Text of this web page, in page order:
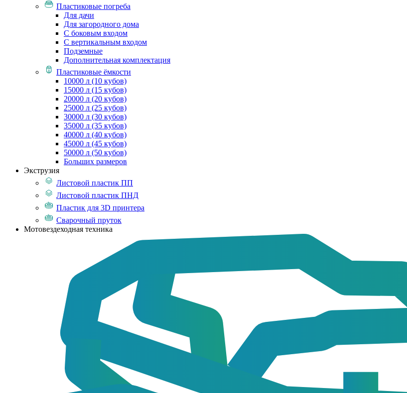
Пластиковые погреба
Для дачи
Для загородного дома
С боковым входом
С вертикальным входом
Подземные
Дополнительная комплектация
Пластиковые ёмкости
10000 л (10 кубов)
15000 л (15 кубов)
20000 л (20 кубов)
25000 л (25 кубов)
30000 л (30 кубов)
35000 л (35 кубов)
40000 л (40 кубов)
45000 л (45 кубов)
50000 л (50 кубов)
Больших размеров
Экструзия
Листовой пластик ПП
Листовой пластик ПНД
Пластик для 3D принтера
Сварочный пруток
Мотовездеходная техника